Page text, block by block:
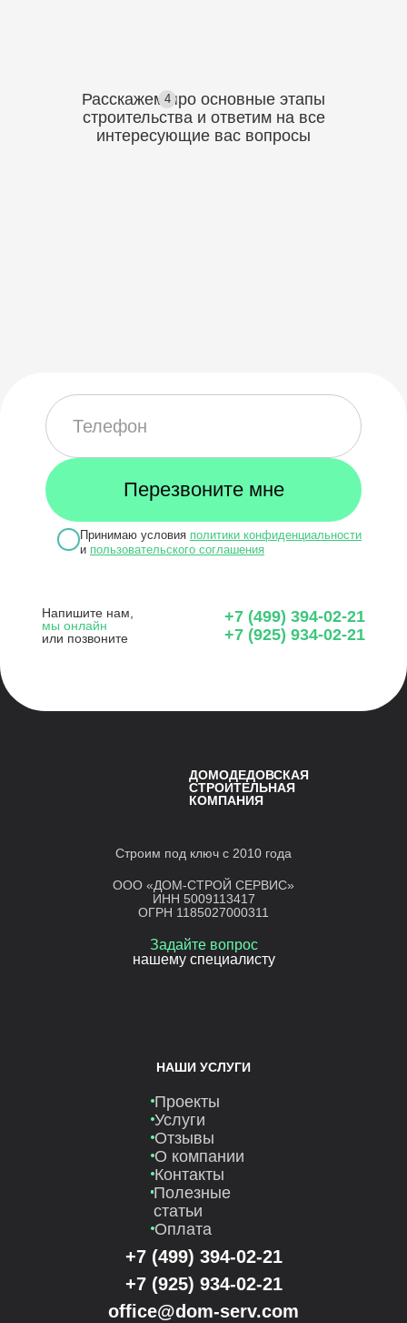
4
Расскажем про основные этапы
строительства и ответим на все
интересующие вас вопросы
Принимаю условия политики конфиденциальности
и пользовательского соглашения
Напишите нам,
мы онлайн
или позвоните
+7 (499) 394-02-21
+7 (925) 934-02-21
ДОМОДЕДОВСКАЯ
СТРОИТЕЛЬНАЯ
КОМПАНИЯ
Строим под ключ с 2010 года
ООО «ДОМ-СТРОЙ СЕРВИС»
ИНН 5009113417
ОГРН 1185027000311
Задайте вопрос
нашему специалисту
НАШИ УСЛУГИ
Проекты
Услуги
Отзывы
О компании
Контакты
Полезные
статьи
Оплата
+7 (499) 394-02-21
+7 (925) 934-02-21
office@dom-serv.com